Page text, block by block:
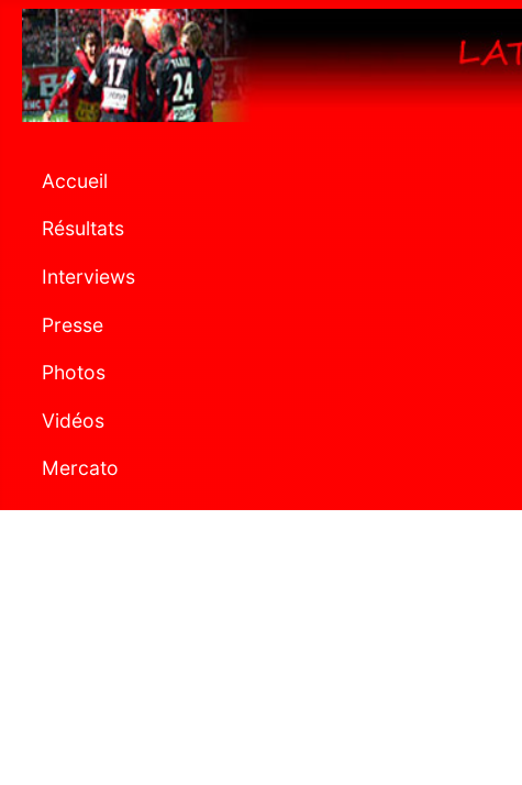
Accueil
Résultats
Interviews
Presse
Photos
Vidéos
Mercato